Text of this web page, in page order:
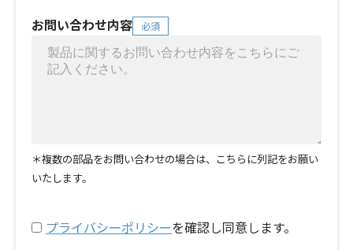
お問い合わせ内容
必須
＊複数の部品をお問い合わせの場合は、こちらに列記をお願い
いたします。
プライバシーポリシーを確認し同意します。